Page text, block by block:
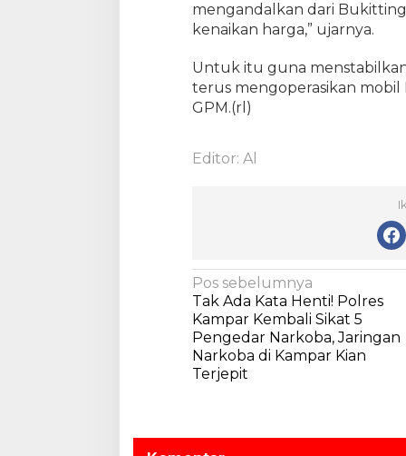
u
l
i
mengandalkan dari
kenaikan harga,” ujarnya.
Untuk itu guna
terus mengoperasikan
GPM.(rl)
Editor: Al
N
a
v
i
s
Pos sebelumnya
Tak Ada Kata Henti! Polres
Kampar Kembali Sikat 5
Pengedar Narkoba, Jaringan
Narkoba di Kampar Kian
Terjepit